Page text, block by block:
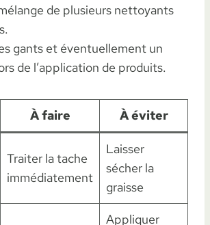
de plusieurs nettoyants
gants et éventuellement un
de l’application de produits.
À faire À éviter
Traiter la tache
immédiatement
Laisser
sécher la
graisse
Appliquer